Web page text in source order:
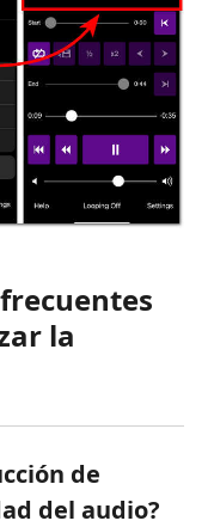
la
de
del audio?